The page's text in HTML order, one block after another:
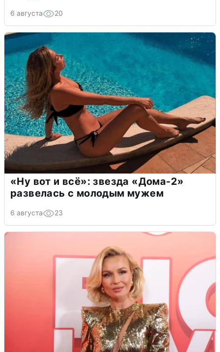
6 августа 20
«Ну вот и всё»: звезда «Дома-2»
развелась с молодым мужем
6 августа 23